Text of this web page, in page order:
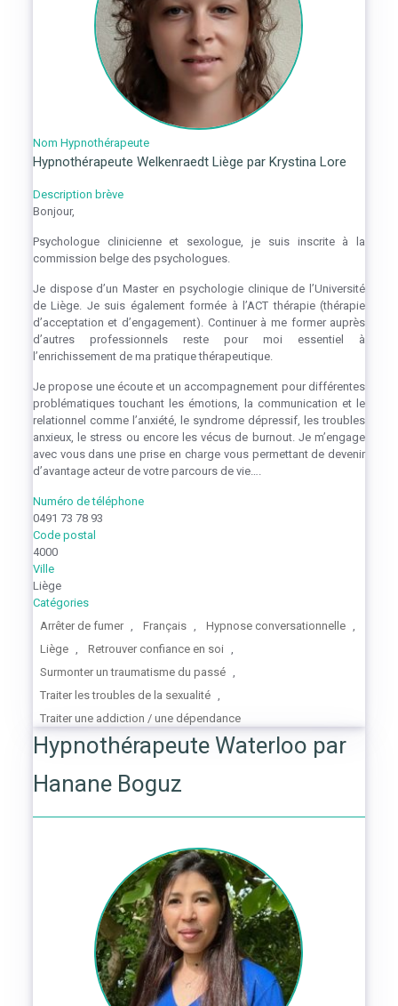
Nom Hypnothérapeute
Hypnothérapeute Welkenraedt Liège par Krystina Lore
Description brève
Bonjour,
Psychologue clinicienne et sexologue, je suis inscrite à la
commission belge des psychologues.
Je dispose d’un Master en psychologie clinique de l’Université
de Liège. Je suis également formée à l’ACT thérapie (thérapie
d’acceptation et d’engagement). Continuer à me former auprès
d’autres professionnels reste pour moi essentiel à
l’enrichissement de ma pratique thérapeutique.
Je propose une écoute et un accompagnement pour différentes
problématiques touchant les émotions, la communication et le
relationnel comme l’anxiété, le syndrome dépressif, les troubles
anxieux, le stress ou encore les vécus de burnout. Je m’engage
avec vous dans une prise en charge vous permettant de devenir
d’avantage acteur de votre parcours de vie….
Numéro de téléphone
0491 73 78 93
Code postal
4000
Ville
Liège
Catégories
Arrêter de fumer , Français , Hypnose conversationnelle ,
Liège , Retrouver confiance en soi ,
Surmonter un traumatisme du passé ,
Traiter les troubles de la sexualité ,
Traiter une addiction / une dépendance
Hypnothérapeute Waterloo par
Hanane Boguz